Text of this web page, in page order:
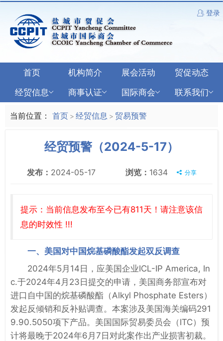
登录
首页 机构简介 展会活动
贸促动态
经贸信息
商事认证 国际商会 联系我们
当前位置： 首页 > 经贸信息 > 贸易预警
经贸预警（2024-5-17）
发布： 2024-05-17 浏览： 1634 分享
提示：当前信息发布至今已有811天！请注意该信
息的时效性 !!!
一、美国对中国烷基磷酸酯发起双反调查
2024年5月14日，应美国企业ICL-IP America, In
c.于2024年4月23日提交的申请，美国商务部宣布对
进口自中国的烷基磷酸酯（Alkyl Phosphate Esters）
发起反倾销和反补贴调查。本案涉及美国海关编码291
9.90.5050项下产品。美国国际贸易委员会（ITC）预
计将最晚于2024年6月7日对此案作出产业损害初裁。